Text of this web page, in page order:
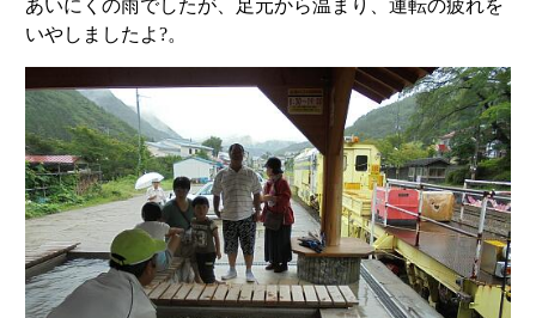
あいにくの雨でしたが、足元から温まり、運転の疲れを
いやしましたよ?。